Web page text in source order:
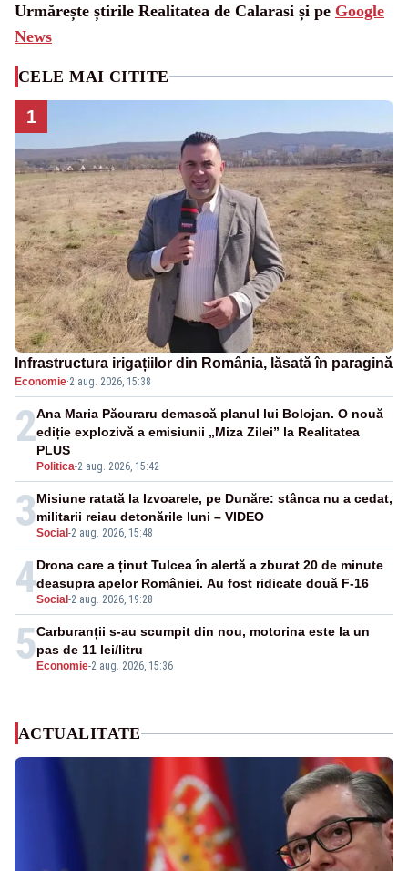
Urmărește știrile Realitatea de Calarasi și pe Google
News
CELE MAI CITITE
1
Infrastructura irigațiilor din România, lăsată în paragină
Economie·2 aug. 2026, 15:38
2
Politica-2 aug. 2026, 15:42
Ana Maria Păcuraru demască planul lui Bolojan. O nouă
ediție explozivă a emisiunii „Miza Zilei” la Realitatea
PLUS
3Social -2 aug. 2026, 15:48
Misiune ratată la Izvoarele, pe Dunăre: stânca nu a cedat,
militarii reiau detonările luni – VIDEO
4Social -2 aug. 2026, 19:28
Drona care a ținut Tulcea în alertă a zburat 20 de minute
deasupra apelor României. Au fost ridicate două F-16
5 Economie-2 aug. 2026, 15:36
Carburanții s-au scumpit din nou, motorina este la un
pas de 11 lei/litru
ACTUALITATE